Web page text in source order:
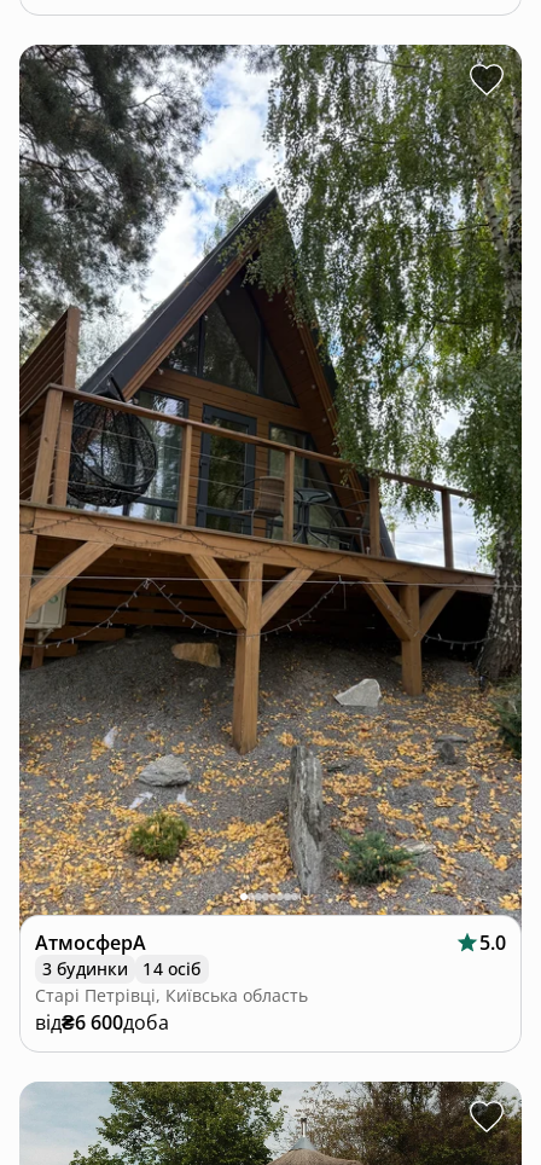
АтмосферА 5.0
3 будинки
14 осіб
Старі Петрівці, Київська область
від₴6 600доба